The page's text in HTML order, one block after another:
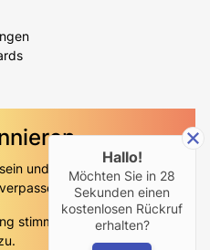
und keine Angebote,
stimmen Sie gleichzeitig
Hallo!
Möchten Sie in 28
Sekunden einen
kostenlosen Rückruf
erhalten?